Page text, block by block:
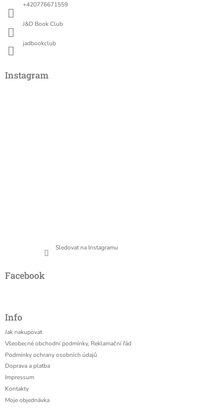
+420776671559
J&D Book Club
jadbookclub
Instagram
Sledovat na Instagramu
Facebook
Info
Jak nakupovat
Všeobecné obchodní podmínky, Reklamační řád
Podmínky ochrany osobních údajů
Doprava a platba
Impressum
Kontakty
Moje objednávka